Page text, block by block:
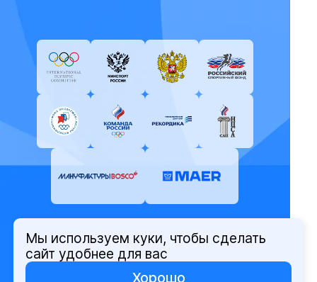
© Олимпийский комитет России,
2026
Мы используем куки, чтобы сделать
сайт удобнее для вас
Хорошо